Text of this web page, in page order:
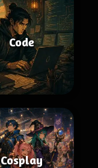
Code
Cosplay